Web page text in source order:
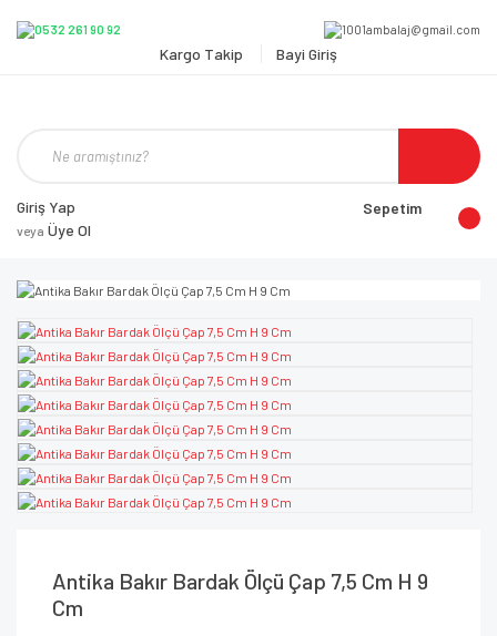
Kargo Takip Bayi Giriş
Giriş Yap
veya Üye Ol
Sepetim
Antika Bakır Bardak Ölçü Çap 7,5 Cm H 9
Cm